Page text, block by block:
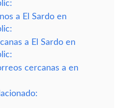
a El Sardo en
a El Sardo en
cercanas a en